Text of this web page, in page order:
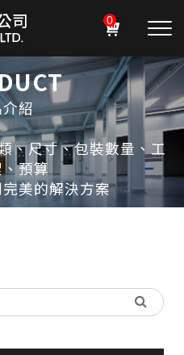
0
紹
、尺寸、包裝數量、工
預算
美的解決方案